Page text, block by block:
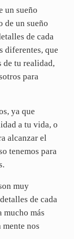
un sueño
de un sueño
de cada
diferentes, que
de tu realidad,
para
ya que
a tu vida, o
alcanzar el
tenemos para
muy
de cada
mucho más
mente nos